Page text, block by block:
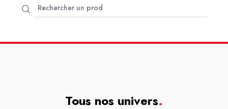
Tous nos univers.